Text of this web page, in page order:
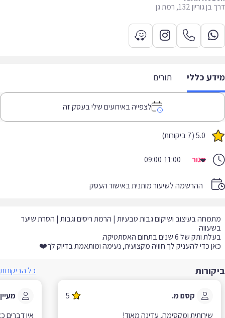
132, רמת גן
כללי תורים
לצפייה באירועים שלי בעסק זה
5.0 (7 ביקורות)
סגור 09:00-11:00
ההרשמה לשיעור מותנית באישור העסק
בעיצוב ושיקום גבות טבעיות | הרמת ריסים וגבות | הסרת שיער
כדי להעניק לך חוויה מקצועית, נעימה ומותאמת בדיוק לך❤️
כל הביקורות
קסם מ.
5
מעיין ט.